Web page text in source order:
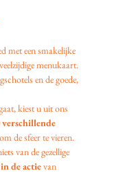
met een smakelijke
menukaart.
en de goede,
kiest u uit ons
verschillende
de sfeer te vieren.
van de gezellige
de actie van